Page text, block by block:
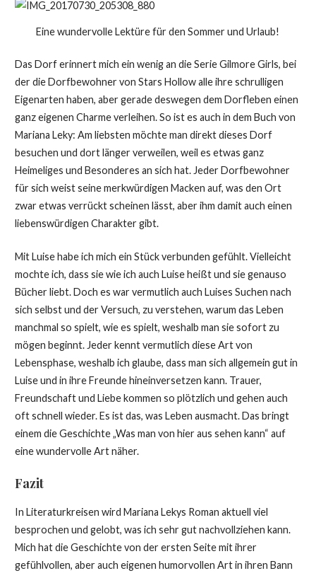
Eine wundervolle Lektüre für den Sommer und Urlaub!
Das Dorf erinnert mich ein wenig an die Serie Gilmore Girls, bei
der die Dorfbewohner von Stars Hollow alle ihre schrulligen
Eigenarten haben, aber gerade deswegen dem Dorfleben einen
ganz eigenen Charme verleihen. So ist es auch in dem Buch von
Mariana Leky: Am liebsten möchte man direkt dieses Dorf
besuchen und dort länger verweilen, weil es etwas ganz
Heimeliges und Besonderes an sich hat. Jeder Dorfbewohner
für sich weist seine merkwürdigen Macken auf, was den Ort
zwar etwas verrückt scheinen lässt, aber ihm damit auch einen
liebenswürdigen Charakter gibt.
Mit Luise habe ich mich ein Stück verbunden gefühlt. Vielleicht
mochte ich, dass sie wie ich auch Luise heißt und sie genauso
Bücher liebt. Doch es war vermutlich auch Luises Suchen nach
sich selbst und der Versuch, zu verstehen, warum das Leben
manchmal so spielt, wie es spielt, weshalb man sie sofort zu
mögen beginnt. Jeder kennt vermutlich diese Art von
Lebensphase, weshalb ich glaube, dass man sich allgemein gut in
Luise und in ihre Freunde hineinversetzen kann. Trauer,
Freundschaft und Liebe kommen so plötzlich und gehen auch
oft schnell wieder. Es ist das, was Leben ausmacht. Das bringt
einem die Geschichte „Was man von hier aus sehen kann“ auf
eine wundervolle Art näher.
Fazit
In Literaturkreisen wird Mariana Lekys Roman aktuell viel
besprochen und gelobt, was ich sehr gut nachvollziehen kann.
Mich hat die Geschichte von der ersten Seite mit ihrer
gefühlvollen, aber auch eigenen humorvollen Art in ihren Bann